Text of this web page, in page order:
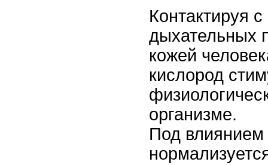
Контактируя
дыхательных
кожей
кислород
организме.
Под влиянием